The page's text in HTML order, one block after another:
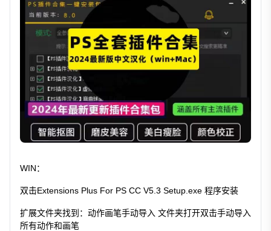
WIN：
双击Extensions Plus For PS CC V5.3 Setup.exe 程序安装
扩展文件夹找到：动作画笔手动导入 文件夹打开双击手动导入
所有动作和画笔